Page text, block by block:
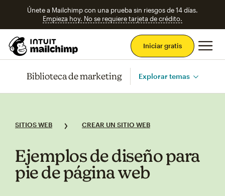
Únete a Mailchimp con una prueba sin riesgos de 14 días.
Empieza hoy. No se requiere tarjeta de crédito.
Iniciar gratis
Biblioteca de marketing Explorar temas
SITIOS WEB CREAR UN SITIO WEB
Ejemplos de diseño para
pie de página web